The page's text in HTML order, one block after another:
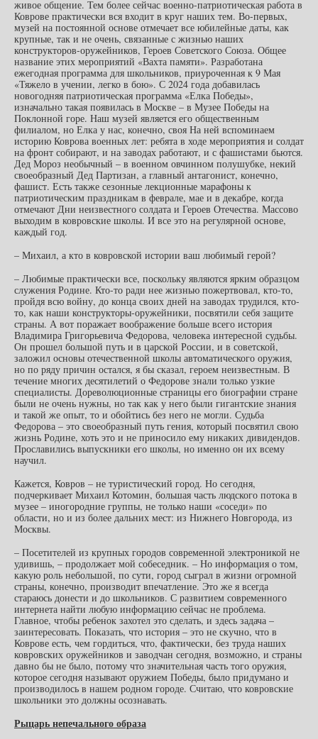
живое общение. Тем более сейчас военно-патриотическая работа в
Коврове практически вся входит в круг наших тем. Во-первых,
музей на постоянной основе отмечает все юбилейные даты, как
крупные, так и не очень, связанные с жизнью наших
конструкторов-оружейников, Героев Советского Союза. Общее
название этих мероприятий «Вахта памяти». Разработана
ежегодная программа для школьников, приуроченная к 9 Мая
«Тяжело в учении, легко в бою». С 2024 года добавилась
новогодняя патриотическая программа «Елка Победы»,
изначально такая появилась в Москве – в Музее Победы на
Поклонной горе. Наш музей является его общественным
филиалом, но Елка у нас, конечно, своя На ней вспоминаем
историю Коврова военных лет: ребята в ходе мероприятия и солдат
на фронт собирают, и на заводах работают, и с фашистами бьются.
Дед Мороз необычный – в военном овчинном полушубке, некий
своеобразный Дед Партизан, а главный антагонист, конечно,
фашист. Есть также сезонные лекционные марафоны к
патриотическим праздникам в феврале, мае и в декабре, когда
отмечают Дни неизвестного солдата и Героев Отечества. Массово
выходим в ковровские школы. И все это на регулярной основе,
каждый год.
– Михаил, а кто в ковровской истории ваш любимый герой?
– Любимые практически все, поскольку являются ярким образцом
служения Родине. Кто-то ради нее жизнью пожертвовал, кто-то,
пройдя всю войну, до конца своих дней на заводах трудился, кто-
то, как наши конструкторы-оружейники, посвятили себя защите
страны. А вот поражает воображение больше всего история
Владимира Григорьевича Федорова, человека интересной судьбы.
Он прошел большой путь и в царской России, и в советской,
заложил основы отечественной школы автоматического оружия,
но по ряду причин остался, я бы сказал, героем неизвестным. В
течение многих десятилетий о Федорове знали только узкие
специалисты. Дореволюционные страницы его биографии стране
были не очень нужны, но так как у него были гигантские знания
и такой же опыт, то и обойтись без него не могли. Судьба
Федорова – это своеобразный путь гения, который посвятил свою
жизнь Родине, хоть это и не приносило ему никаких дивидендов.
Прославились выпускники его школы, но именно он их всему
научил.
Кажется, Ковров – не туристический город. Но сегодня,
подчеркивает Михаил Котомин, большая часть людского потока в
музее – иногородние группы, не только наши «соседи» по
области, но и из более дальних мест: из Нижнего Новгорода, из
Москвы.
– Посетителей из крупных городов современной электроникой не
удивишь, – продолжает мой собеседник. – Но информация о том,
какую роль небольшой, по сути, город сыграл в жизни огромной
страны, конечно, производит впечатление. Это же я всегда
стараюсь донести и до школьников. С развитием современного
интернета найти любую информацию сейчас не проблема.
Главное, чтобы ребенок захотел это сделать, и здесь задача –
заинтересовать. Показать, что история – это не скучно, что в
Коврове есть, чем гордиться, что, фактически, без труда наших
ковровских оружейников и заводчан сегодня, возможно, и страны
давно бы не было, потому что значительная часть того оружия,
которое сегодня называют оружием Победы, было придумано и
производилось в нашем родном городе. Считаю, что ковровские
школьники это должны осознавать.
Рыцарь непечального образа